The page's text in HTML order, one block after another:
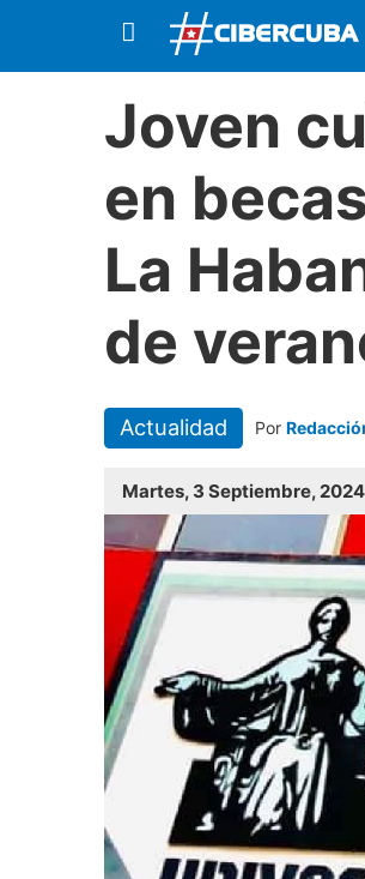
Joven
en
La
de
Actualidad Por
Martes, 3 Septiembre,